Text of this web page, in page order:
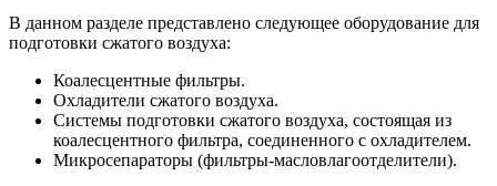
В данном разделе представлено следующее оборудование для
подготовки сжатого воздуха:
Коалесцентные фильтры.
Охладители сжатого воздуха.
Системы подготовки сжатого воздуха, состоящая из
коалесцентного фильтра, соединенного с охладителем.
Микросепараторы (фильтры-масловлагоотделители).